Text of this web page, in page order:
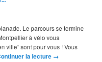
Le parcours se termine
à vélo vous
ville” sont pour vous ! Vous
la lecture →